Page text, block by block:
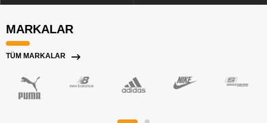
MARKALAR
TÜM MARKALAR